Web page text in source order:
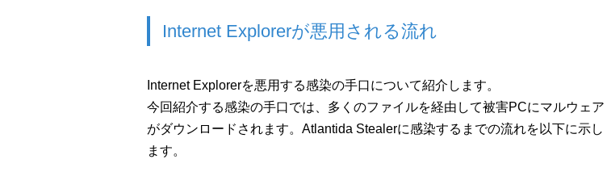
Internet Explorerが悪用される流れ
Internet Explorerを悪用する感染の手口について紹介します。
今回紹介する感染の手口では、多くのファイルを経由して被害PCにマルウェア
がダウンロードされます。Atlantida Stealerに感染するまでの流れを以下に示し
ます。